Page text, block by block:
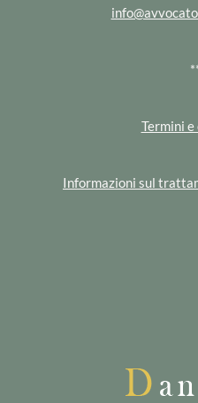
Termini
Informazioni sul